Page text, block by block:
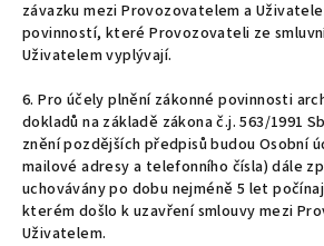
závazku mezi Provozovatelem a
povinností, které Provozovateli ze
Uživatelem vyplývají.
6. Pro účely plnění zákonné povinnosti
dokladů na základě zákona č.j. 563/1991
znění pozdějších předpisů budou Osobní
mailové adresy a telefonního čísla) dále
uchovávány po dobu nejméně 5 let
kterém došlo k uzavření smlouvy mezi
Uživatelem.